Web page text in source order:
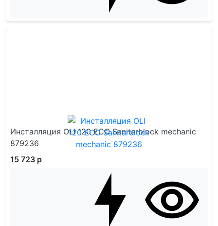
Инсталляция OLI 120 ECO Sanitarblock mechanic
879236
15 723 р